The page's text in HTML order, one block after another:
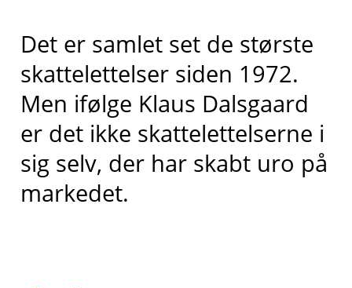
Det er samlet set de største
skattelettelser siden 1972.
Men ifølge Klaus Dalsgaard
er det ikke skattelettelserne i
sig selv, der har skabt uro på
markedet.